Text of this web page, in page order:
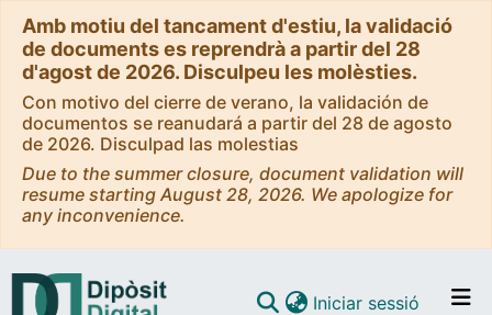
Amb motiu del tancament d'estiu, la validació
de documents es reprendrà a partir del 28
d'agost de 2026. Disculpeu les molèsties.
Con motivo del cierre de verano, la validación de
documentos se reanudará a partir del 28 de agosto
de 2026. Disculpad las molestias
Due to the summer closure, document validation will
resume starting August 28, 2026. We apologize for
any inconvenience.
Iniciar sessió (current)